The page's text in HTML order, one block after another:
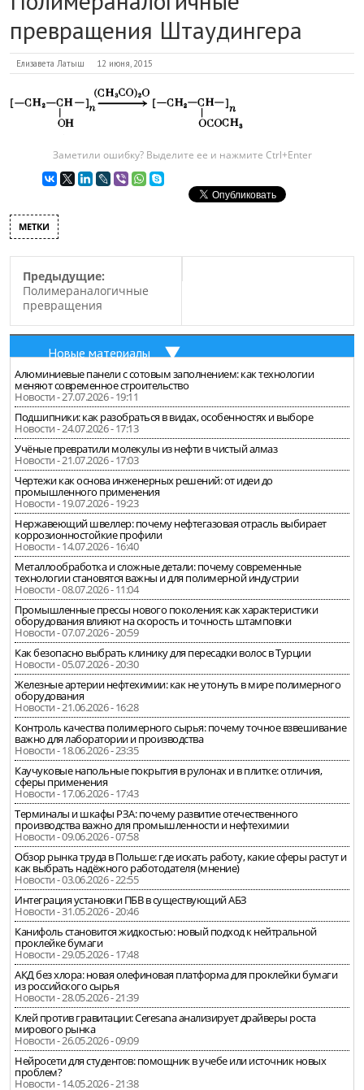
превращения Штаудингера
Елизавета Латыш 12 июня, 2015
Заметили ошибку? Выделите ее и нажмите Ctrl+Enter
МЕТКИ
Предыдущие:
Полимераналогичные
превращения
Новые материалы
Алюминиевые панели с сотовым заполнением: как технологии
меняют современное строительство
Новости - 27.07.2026 - 19:11
Подшипники: как разобраться в видах, особенностях и выборе
Новости - 24.07.2026 - 17:13
Учёные превратили молекулы из нефти в чистый алмаз
Новости - 21.07.2026 - 17:03
Чертежи как основа инженерных решений: от идеи до
промышленного применения
Новости - 19.07.2026 - 19:23
Нержавеющий швеллер: почему нефтегазовая отрасль выбирает
коррозионностойкие профили
Новости - 14.07.2026 - 16:40
Металлообработка и сложные детали: почему современные
технологии становятся важны и для полимерной индустрии
Новости - 08.07.2026 - 11:04
Промышленные прессы нового поколения: как характеристики
оборудования влияют на скорость и точность штамповки
Новости - 07.07.2026 - 20:59
Как безопасно выбрать клинику для пересадки волос в Турции
Новости - 05.07.2026 - 20:30
Железные артерии нефтехимии: как не утонуть в мире полимерного
оборудования
Новости - 21.06.2026 - 16:28
Контроль качества полимерного сырья: почему точное взвешивание
важно для лаборатории и производства
Новости - 18.06.2026 - 23:35
Каучуковые напольные покрытия в рулонах и в плитке: отличия,
сферы применения
Новости - 17.06.2026 - 17:43
Терминалы и шкафы РЗА: почему развитие отечественного
производства важно для промышленности и нефтехимии
Новости - 09.06.2026 - 07:58
Обзор рынка труда в Польше: где искать работу, какие сферы растут и
как выбрать надёжного работодателя (мнение)
Новости - 03.06.2026 - 22:55
Интеграция установки ПБВ в существующий АБЗ
Новости - 31.05.2026 - 20:46
Канифоль становится жидкостью: новый подход к нейтральной
проклейке бумаги
Новости - 29.05.2026 - 17:48
АКД без хлора: новая олефиновая платформа для проклейки бумаги
из российского сырья
Новости - 28.05.2026 - 21:39
Клей против гравитации: Ceresana анализирует драйверы роста
мирового рынка
Новости - 26.05.2026 - 09:09
Нейросети для студентов: помощник в учебе или источник новых
проблем?
Новости - 14.05.2026 - 21:38